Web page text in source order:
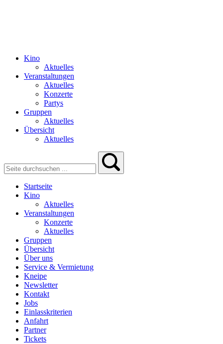
Kino
Aktuelles
Veranstaltungen
Aktuelles
Konzerte
Partys
Gruppen
Aktuelles
Übersicht
Aktuelles
Startseite
Kino
Aktuelles
Veranstaltungen
Konzerte
Aktuelles
Gruppen
Übersicht
Über uns
Service & Vermietung
Kneipe
Newsletter
Kontakt
Jobs
Einlasskriterien
Anfahrt
Partner
Tickets